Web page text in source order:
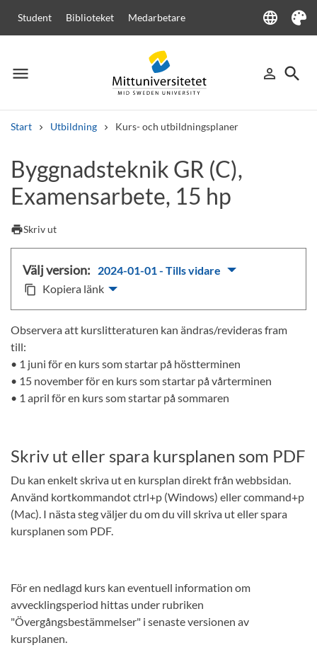
Student Biblioteket Medarbetare language
Language
Tema
menu
Meny person_outline
Logga in
search
Sök
Start Utbildning Kurs- och utbildningsplaner
Andra söktjänster
Kurser och program Kursplaner Välkomstbrev
Byggnadsteknik GR (C),
Examensarbete, 15 hp
printSkriv ut
Välj version: 2024-01-01 - Tills vidare
content_copy Kopiera länk
Observera att kurslitteraturen kan ändras/revideras fram
till:
• 1 juni för en kurs som startar på höstterminen
• 15 november för en kurs som startar på vårterminen
• 1 april för en kurs som startar på sommaren
Skriv ut eller spara kursplanen som PDF
Du kan enkelt skriva ut en kursplan direkt från webbsidan.
Använd kortkommandot ctrl+p (Windows) eller command+p
(Mac). I nästa steg väljer du om du vill skriva ut eller spara
kursplanen som PDF.
För en nedlagd kurs kan eventuell information om
avvecklingsperiod hittas under rubriken
"Övergångsbestämmelser" i senaste versionen av
kursplanen.